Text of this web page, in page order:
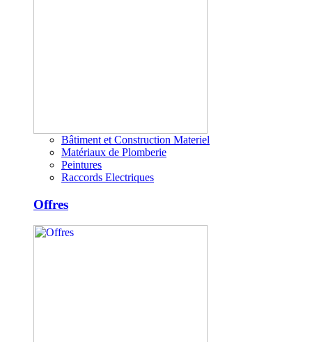
Bâtiment et Construction Materiel
Matériaux de Plomberie
Peintures
Raccords Electriques
Offres